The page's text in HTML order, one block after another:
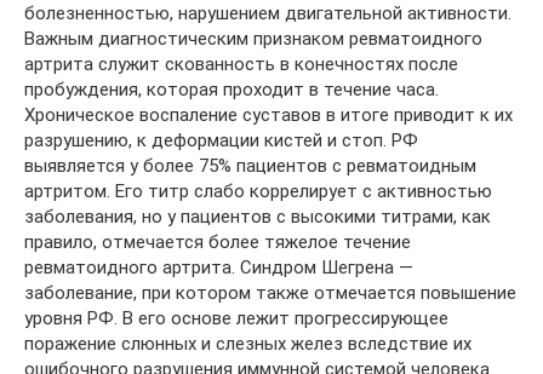
болезненностью, нарушением двигательной активности.
Важным диагностическим признаком ревматоидного
артрита служит скованность в конечностях после
пробуждения, которая проходит в течение часа.
Хроническое воспаление суставов в итоге приводит к их
разрушению, к деформации кистей и стоп. РФ
выявляется у более 75% пациентов с ревматоидным
артритом. Его титр слабо коррелирует с активностью
заболевания, но у пациентов с высокими титрами, как
правило, отмечается более тяжелое течение
ревматоидного артрита. Синдром Шегрена —
заболевание, при котором также отмечается повышение
уровня РФ. В его основе лежит прогрессирующее
поражение слюнных и слезных желез вследствие их
ошибочного разрушения иммунной системой человека.